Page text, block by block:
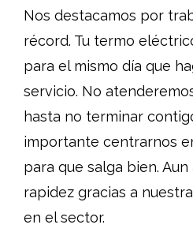
Nos destacamos por
récord. Tu termo
para el mismo día que
servicio. No
hasta no terminar
importante centrarnos
para que salga bien.
rapidez gracias a
en el sector.